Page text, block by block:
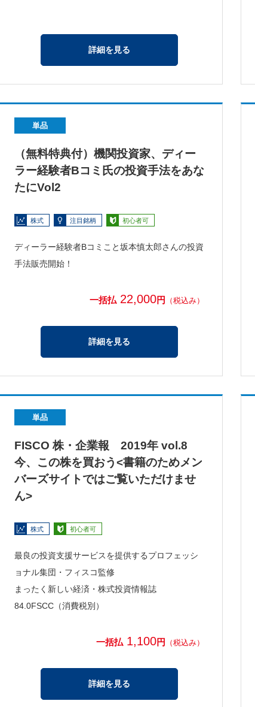
詳細を見る
単品
（無料特典付）機関投資家、ディー
ラー経験者Bコミ氏の投資手法をあな
たにVol2
株式 注目銘柄 初心者可
ディーラー経験者Bコミこと坂本慎太郎さんの投資
手法販売開始！
一括払 22,000円 （税込み）
詳細を見る
単品
FISCO 株・企業報 2019年 vol.8
今、この株を買おう<書籍のためメン
バーズサイトではご覧いただけませ
ん>
株式 初心者可
最良の投資支援サービスを提供するプロフェッシ
ョナル集団・フィスコ監修
まったく新しい経済・株式投資情報誌
84.0FSCC（消費税別）
一括払 1,100円 （税込み）
詳細を見る